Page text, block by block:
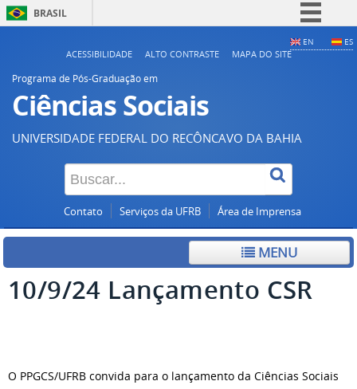
BRASIL
Acesso à informação
Legislação
Canais
EN ES
ACESSIBILIDADE ALTO CONTRASTE MAPA DO SITE
Programa de Pós-Graduação em
Ciências Sociais
UNIVERSIDADE FEDERAL DO RECÔNCAVO DA BAHIA
Contato Serviços da UFRB Área de Imprensa
MENU
10/9/24 Lançamento CSR
O PPGCS/UFRB convida para o lançamento da Ciências Sociais